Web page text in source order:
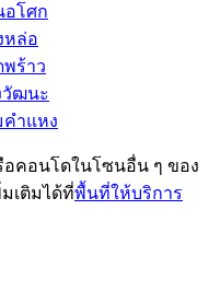
อโศก
หล่อ
ร้าว
วัฒนะ
คำแหง
คอนโดในโซนอื่น ๆ ของ
เติมได้ที่พื้นที่ให้บริการ